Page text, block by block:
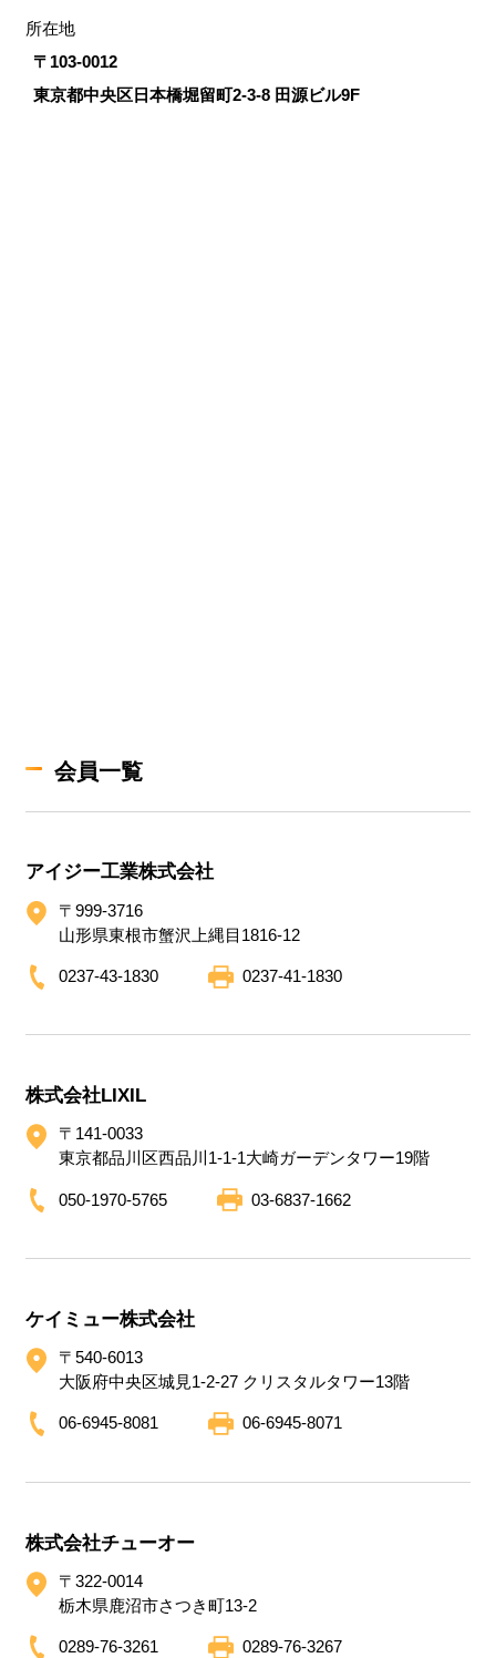
所在地
〒103-0012
東京都中央区日本橋堀留町2-3-8 田源ビル9F
会員一覧
アイジー工業株式会社
〒999-3716
山形県東根市蟹沢上縄目1816-12
0237-43-1830 0237-41-1830
株式会社LIXIL
〒141-0033
東京都品川区西品川1-1-1大崎ガーデンタワー19階
050-1970-5765 03-6837-1662
ケイミュー株式会社
〒540-6013
大阪府中央区城見1-2-27 クリスタルタワー13階
06-6945-8081 06-6945-8071
株式会社チューオー
〒322-0014
栃木県鹿沼市さつき町13-2
0289-76-3261 0289-76-3267